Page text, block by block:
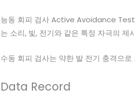
능동 회피 검사 Active Avoidance
는 소리, 빛, 전기와 같은 특정 자극의
수동 회피 검사는 약한 발 전기 충격으
Data Record